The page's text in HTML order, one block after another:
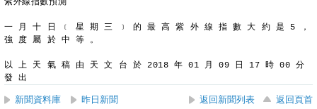
紫外線指數預測
一 月 十 日 ﹝ 星 期 三 ﹞ 的 最 高 紫 外 線 指 數 大 約 是 5 ，
強 度 屬 於 中 等 。
以 上 天 氣 稿 由 天 文 台 於 2018 年 01 月 09 日 17 時 00 分
發 出
新聞資料庫 昨日新聞 返回新聞列表 返回頁首